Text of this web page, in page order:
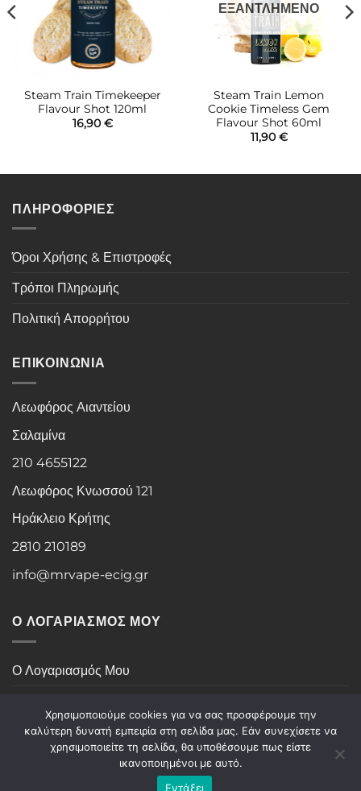
Steam Train Timekeeper
Flavour Shot 120ml
16,90 €
ΕΞΑΝΤΛΗΜΈΝΟ
Steam Train Lemon
Cookie Timeless Gem
Flavour Shot 60ml
11,90 €
ΠΛΗΡΟΦΟΡΙΕΣ
Όροι Χρήσης & Επιστροφές
Τρόποι Πληρωμής
Πολιτική Απορρήτου
ΕΠΙΚΟΙΝΩΝΙΑ
Λεωφόρος Αιαντείου
Σαλαμίνα
210 4655122
Λεωφόρος Κνωσσού 121
Ηράκλειο Κρήτης
2810 210189
info@mrvape-ecig.gr
Ο ΛΟΓΑΡΙΑΣΜΟΣ ΜΟΥ
Ο Λογαριασμός Μου
Visa PayPal Stripe MasterCard
Χρησιμοποιούμε cookies για να σας προσφέρουμε την
καλύτερη δυνατή εμπειρία στη σελίδα μας. Εάν συνεχίσετε να
χρησιμοποιείτε τη σελίδα, θα υποθέσουμε πως είστε
ικανοποιημένοι με αυτό.
Εντάξει